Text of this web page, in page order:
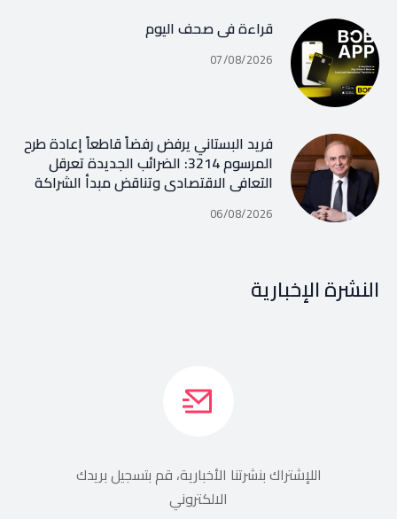
قراءة في صحف اليوم
07/08/2026
فريد البستاني يرفض رفضاً قاطعاً إعادة طرح
المرسوم 3214: الضرائب الجديدة تعرقل
التعافي الاقتصادي وتناقض مبدأ الشراكة
06/08/2026
النشرة الإخبارية
اللإشتراك بنشرتنا الأخبارية، قم بتسجيل بريدك
الالكتروني